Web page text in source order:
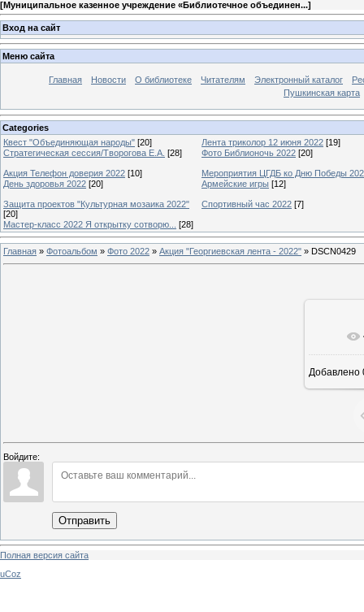
[Муниципальное казенное учреждение «Библиотечное объединен...]
Вход на сайт
Меню сайта
Главная Новости О библиотеке Читателям Электронный каталог
Пушкинская карта
Categories
Квест "Объединяющая народы" [20] Лента триколор 12 июня 2022 [19]
Стратегическая сессия/Творогова Е.А. [28] Фото Библионочь 2022 [20]
Акция Телефон доверия 2022 [10]
Мероприятия ЦГДБ ко Дню Победы
День здоровья 2022 [20] Армейские игры [12]
Защита проектов "Культурная мозаика 2022"
[20]
Спортивный час 2022 [7]
Мастер-класс 2022 Я открытку сотворю... [28]
Главная » Фотоальбом » Фото 2022 » Акция "Георгиевская лента - 2022" » DSCN0429
В
Добавлено
Войдите:
Отправить
Полная версия сайта
uCoz